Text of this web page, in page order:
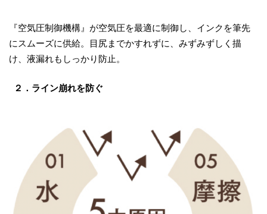
『空気圧制御機構』が空気圧を最適に制御し、インクを筆先
にスムーズに供給。目尻までかすれずに、みずみずしく描
け、液漏れもしっかり防止。
２．ライン崩れを防ぐ